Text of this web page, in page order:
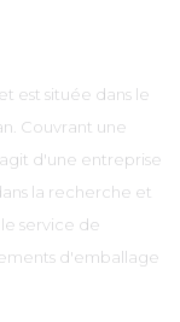
est située dans le
Couvrant une
d'une entreprise
la recherche et
service de
d'emballage